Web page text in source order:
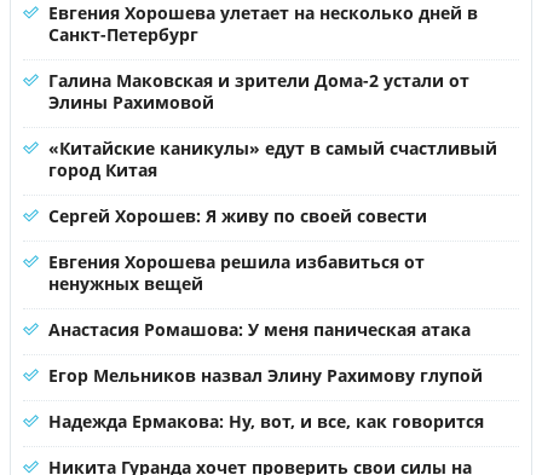
Евгения Хорошева улетает на несколько дней в
Санкт-Петербург
Галина Маковская и зрители Дома-2 устали от
Элины Рахимовой
«Китайские каникулы» едут в самый счастливый
город Китая
Сергей Хорошев: Я живу по своей совести
Евгения Хорошева решила избавиться от
ненужных вещей
Анастасия Ромашова: У меня паническая атака
Егор Мельников назвал Элину Рахимову глупой
Надежда Ермакова: Ну, вот, и все, как говорится
Никита Гуранда хочет проверить свои силы на